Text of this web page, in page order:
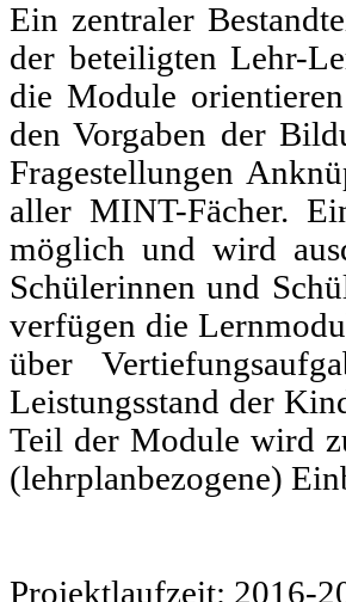
Ein zentraler
der beteiligten Lehr-
die Module
den Vorgaben der
Fragestellungen
aller MINT-Fächer.
möglich und wird
Schülerinnen und
verfügen die
über
Leistungsstand der
Teil der Module wird
(lehrplanbezogene)
Projektlaufzeit: 2016-